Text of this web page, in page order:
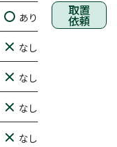
あり 取置
依頼
なし
なし
なし
なし